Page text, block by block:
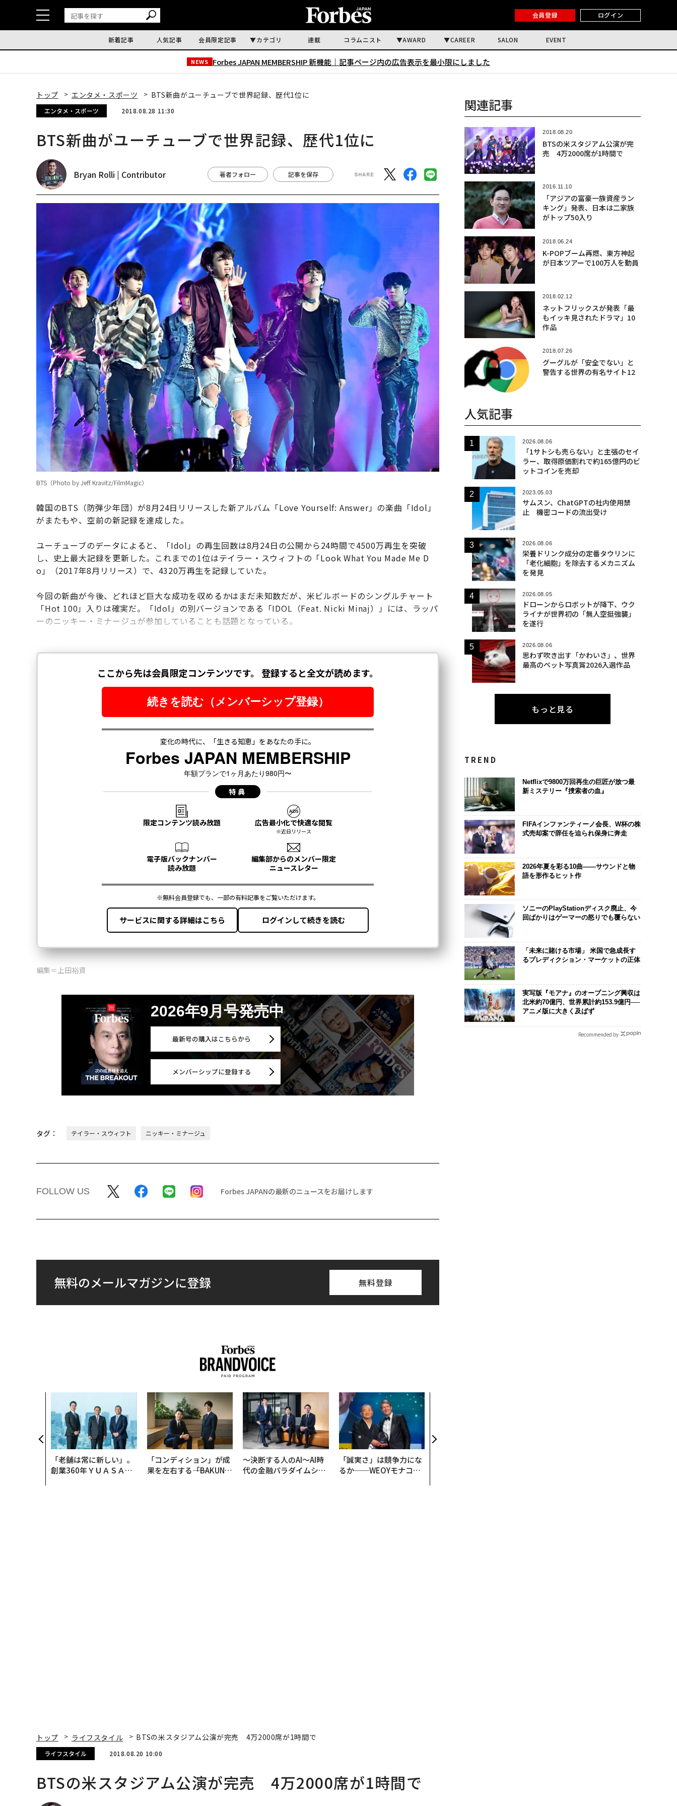
会員登録 ログイン
新着記事 人気記事 会員限定記事 カテゴリ 連載 コラムニスト AWARD CAREER SALON EVENT
NEWS Forbes JAPAN MEMBERSHIP 新機能｜ 記事ページ内の広告表示を最小限にしました
トップ エンタメ・スポーツ BTS新曲がユーチューブで世界記録、歴代1位に
エンタメ・スポーツ 2018.08.28 11:30
BTS新曲がユーチューブで世界記録、歴代1位に
Bryan Rolli | Contributor 著者フォロー 記事を保存
BTS（Photo by Jeff Kravitz/FilmMagic）
韓国のBTS（防弾少年団）が8月24日リリースした新アルバム「Love Yourself: Answer」の楽曲「Idol」
がまたもや、空前の新記録を達成した。
ユーチューブのデータによると、「Idol」の再生回数は8月24日の公開から24時間で4500万再生を突破
し、史上最大記録を更新した。これまでの1位はテイラー・スウィフトの「Look What You Made Me D
o」（2017年8月リリース）で、4320万再生を記録していた。
今回の新曲が今後、どれほど巨大な成功を収めるかはまだ未知数だが、米ビルボードのシングルチャート
「Hot 100」入りは確実だ。「Idol」の別バージョンである「IDOL（Feat. Nicki Minaj）」には、ラッパ
ーのニッキー・ミナージュが参加していることも話題となっている。
編集＝上田裕資
2026年9月号発売中
最新号の購入はこちらから
メンバーシップに登録する
タグ： テイラー・スウィフト ニッキー・ミナージュ
FOLLOW US Forbes JAPANの最新のニュースをお届けします
無料のメールマガジンに登録 無料登録
「老舗は常に新しい」。
創業360年ＹＵＡＳＡと
「コンディション」が成
果を左右する――「BAKUN
〜決断する人のAI〜AI時
代の金融パラダイムシフ
「誠実さ」は競争力にな
るか──WEOYモナコで
年の答え
関連記事
2018.08.20
BTSの米スタジアム公演が完
売 4万2000席が1時間で
2016.11.10
「アジアの富豪一族資産ラン
キング」発表、日本は二家族
がトップ50入り
2018.06.24
K-POPブーム再燃、東方神起
が日本ツアーで100万人を動員
2018.02.12
ネットフリックスが発表「最
もイッキ見されたドラマ」10
作品
2018.07.26
グーグルが「安全でない」と
警告する世界の有名サイト12
人気記事
2026.08.06
「1サトシも売らない」と主張のセイ
ラー、取得原価割れで約165億円のビ
ットコインを売却
2023.05.03
サムスン、ChatGPTの社内使用禁
止 機密コードの流出受け
2026.08.06
栄養ドリンク成分の定番タウリンに
「老化細胞」を除去するメカニズム
を発見
2026.08.05
ドローンからロボットが降下、ウク
ライナが世界初の「無人空挺強襲」
を遂行
2026.08.06
思わず吹き出す「かわいさ」、世界
最高のペット写真賞2026入選作品
もっと見る
TREND
Netflixで9800万回再生の巨匠が放つ最
新ミステリー『捜索者の血』
FIFAインファンティーノ会長、W杯の株
式売却案で辞任を迫られ保身に奔走
2026年夏を彩る10曲——サウンドと物
語を形作るヒット作
ソニーのPlayStationディスク廃止、今
回ばかりはゲーマーの怒りでも覆らない
「未来に賭ける市場」 米国で急成長す
るプレディクション・マーケットの正体
実写版『モアナ』のオープニング興収は
北米約70億円、世界累計約153.9億円──
アニメ版に大きく及ばず
Recommended by